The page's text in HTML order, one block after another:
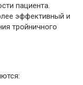
пациента.
эффективный и
тройничного